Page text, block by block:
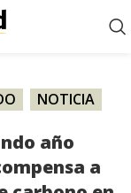
NOTICIA
año
a